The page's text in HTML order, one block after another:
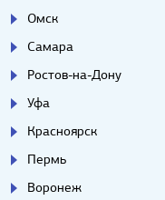
Омск
Самара
Ростов-на-Дону
Уфа
Красноярск
Пермь
Воронеж